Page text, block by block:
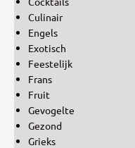
Culinair
Engels
Exotisch
Feestelijk
Frans
Fruit
Gevogelte
Gezond
Grieks